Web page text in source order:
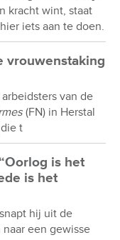
kracht wint, staat
iets aan te doen.
vrouwenstaking
van de
(FN) in Herstal
t
is het
is het
hij uit de
een gewisse